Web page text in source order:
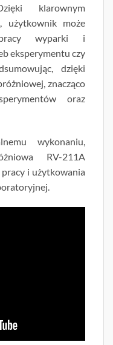
klarownym
użytkownik może
wyparki i
eksperymentu czy
dzięki
znacząco
oraz
wykonaniu,
RV-211A
i użytkowania